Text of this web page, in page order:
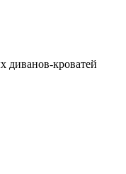
диванов-кроватей